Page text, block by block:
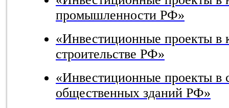
промышленности РФ»
«Инвестиционные проекты в
строительстве РФ»
«Инвестиционные проекты в
общественных зданий РФ»